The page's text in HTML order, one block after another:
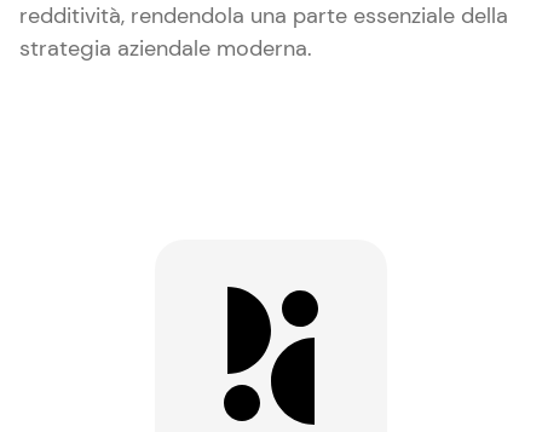
redditività, rendendola una parte essenziale della
strategia aziendale moderna.